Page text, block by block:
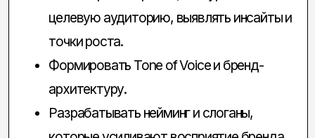
или консалтинге.
Понимание принципов бренд-стратегии и
маркетинга.
Умение находить сильные инсайты на
основе исследований.
Отличные навыки коммуникации,